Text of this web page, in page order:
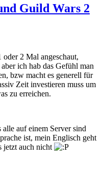
Guild Wars 2
2 Mal angeschaut,
ich hab das Gefühl man
bzw macht es generell für
Zeit investieren muss um
zu erreichen.
auf einem Server sind
ist, mein Englisch geht
jetzt auch nicht